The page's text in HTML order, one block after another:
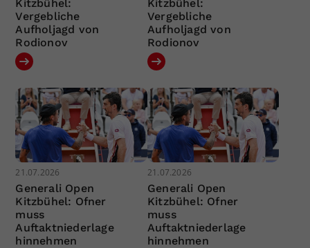
Kitzbühel:
Vergebliche
Aufholjagd von
Rodionov
Kitzbühel:
Vergebliche
Aufholjagd von
Rodionov
21.07.2026
Generali Open
Kitzbühel: Ofner
muss
Auftaktniederlage
hinnehmen
21.07.2026
Generali Open
Kitzbühel: Ofner
muss
Auftaktniederlage
hinnehmen